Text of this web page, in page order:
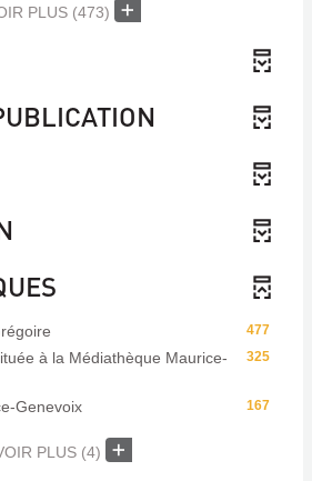
PLUS (473)
477
325
à la Médiathèque Maurice-
167
Genevoix
PLUS (4)